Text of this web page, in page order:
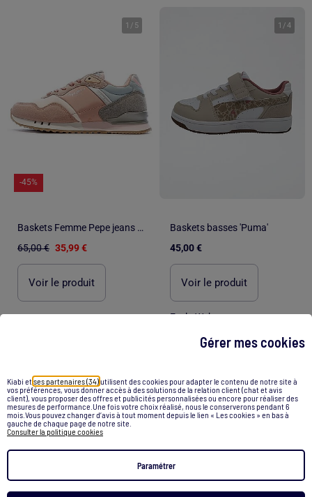
Gérer mes cookies
Kiabi et ses partenaires (34)utilisent des cookies pour adapter le contenu de notre site à
vos préférences, vous donner accès à des solutions de la relation client (chat et avis
client), vous proposer des offres et publicités personnalisées ou encore pour réaliser des
mesures de performance.Une fois votre choix réalisé, nous le conserverons pendant 6
mois.Vous pouvez changer d’avis à tout moment depuis le lien « Les cookies » en bas à
gauche de chaque page de notre site.
Consulter la politique cookies
Paramétrer
1 / 5
-45%
Baskets Femme Pepe jeans London
65,00 € 35,99 €
Voir le produit
1 /4
Baskets basses 'Puma'
45,00 €
Voir le produit
Exclu Web